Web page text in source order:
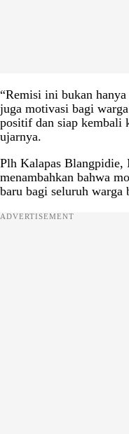
“Remisi ini bukan
juga motivasi bagi
positif dan siap kembali
ujarnya.
Plh Kalapas Blangpidie,
menambahkan bahwa
baru bagi seluruh warga
ADVERTISEMENT